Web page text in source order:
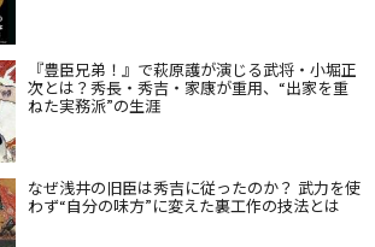
『豊臣兄弟！』で萩原護が演じる武将・小堀正
次とは？秀長・秀吉・家康が重用、“出家を重
ねた実務派”の生涯
なぜ浅井の旧臣は秀吉に従ったのか？ 武力を使
わず“自分の味方”に変えた裏工作の技法とは